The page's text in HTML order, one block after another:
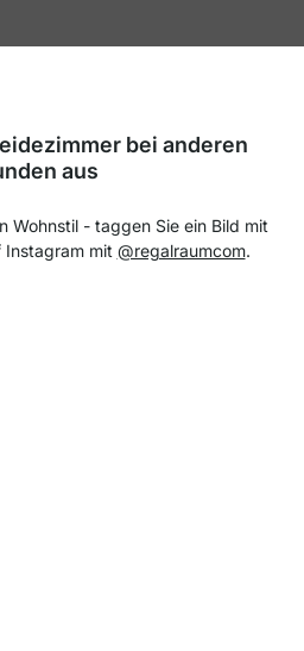
bei anderen
aus
Wohnstil - taggen Sie ein Bild mit
Instagram mit @regalraumcom.